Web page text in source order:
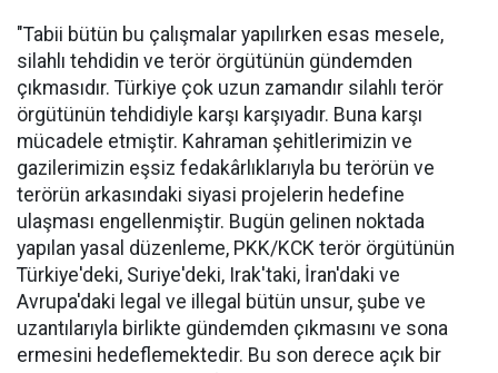
"Tabii bütün bu çalışmalar yapılırken esas mesele,
silahlı tehdidin ve terör örgütünün gündemden
çıkmasıdır. Türkiye çok uzun zamandır silahlı terör
örgütünün tehdidiyle karşı karşıyadır. Buna karşı
mücadele etmiştir. Kahraman şehitlerimizin ve
gazilerimizin eşsiz fedakârlıklarıyla bu terörün ve
terörün arkasındaki siyasi projelerin hedefine
ulaşması engellenmiştir. Bugün gelinen noktada
yapılan yasal düzenleme, PKK/KCK terör örgütünün
Türkiye'deki, Suriye'deki, Irak'taki, İran'daki ve
Avrupa'daki legal ve illegal bütün unsur, şube ve
uzantılarıyla birlikte gündemden çıkmasını ve sona
ermesini hedeflemektedir. Bu son derece açık bir